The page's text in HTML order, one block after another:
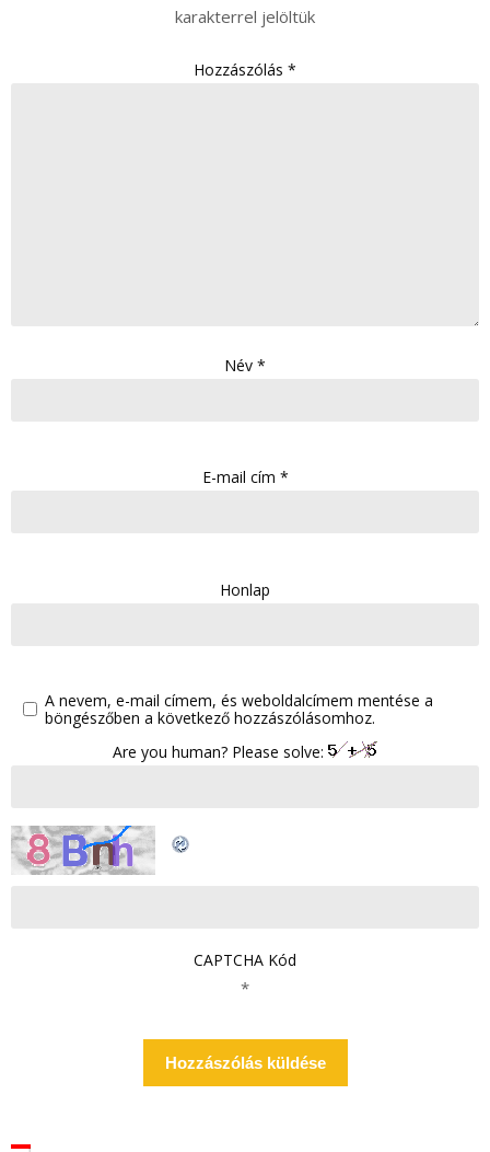
karakterrel jelöltük
Hozzászólás *
Név *
E-mail cím *
Honlap
A nevem, e-mail címem, és weboldalcímem mentése a
böngészőben a következő hozzászólásomhoz.
Are you human? Please solve:
CAPTCHA Kód
*